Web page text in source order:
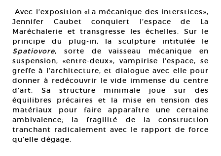
Avec l’exposition «La mécanique des interstices»,
Jennifer Caubet conquiert l’espace de La
Maréchalerie et transgresse les échelles. Sur le
principe du plug-in, la sculpture intitulée le
Spatiovore, sorte de vaisseau mécanique en
suspension, «entre-deux», vampirise l’espace, se
greffe à l’architecture, et dialogue avec elle pour
donner à redécouvrir le vide immense du centre
d’art. Sa structure minimale joue sur des
équilibres précaires et la mise en tension des
matériaux pour faire apparaître une certaine
ambivalence; la fragilité de la construction
tranchant radicalement avec le rapport de force
qu’elle dégage.